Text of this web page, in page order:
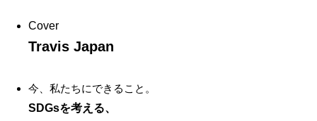
Cover
Travis Japan
今、私たちにできること。
SDGsを考える、